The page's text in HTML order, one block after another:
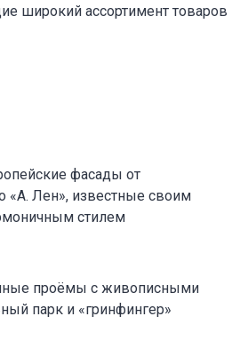
широкий ассортимент товаров
фасады от
«А. Лен», известные своим
стилем
проёмы с живописными
парк и «гринфингер»